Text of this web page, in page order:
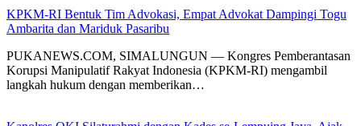
KPKM-RI Bentuk Tim Advokasi, Empat Advokat Dampingi Togu
Ambarita dan Mariduk Pasaribu
PUKANEWS.COM, SIMALUNGUN — Kongres Pemberantasan
Korupsi Manipulatif Rakyat Indonesia (KPKM-RI) mengambil
langkah hukum dengan memberikan…